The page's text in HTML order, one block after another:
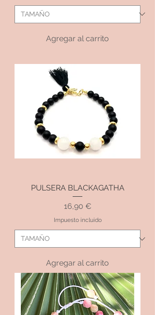
Agregar al carrito
PULSERA BLACKAGATHA
Precio
16,90 €
Impuesto incluido
Agregar al carrito